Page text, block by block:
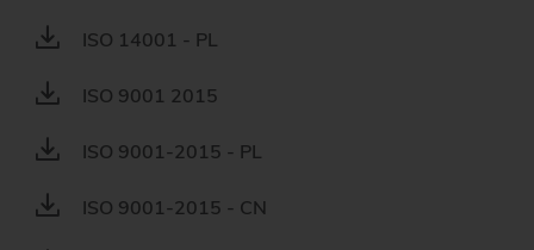
ISO 14001 - PL
ISO 9001 2015
ISO 9001-2015 - PL
ISO 9001-2015 - CN